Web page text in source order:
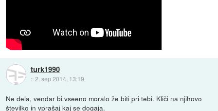
turk1990
::2. sep 2014, 13:19
Ne dela, vendar bi vseeno moralo že biti pri tebi. Kliči na njihovo
številko in vprašaj kaj se dogaja.